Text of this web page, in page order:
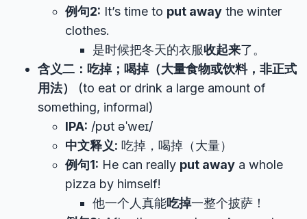
例句2: It’s time to put away the winter
clothes.
是时候把冬天的衣服收起来了。
含义二：吃掉；喝掉（大量食物或饮料，非正式
用法）
(to eat or drink a large amount of
something, informal)
IPA: /pʊt əˈweɪ/
中文释义: 吃掉，喝掉（大量）
例句1: He can really put away a whole
pizza by himself!
他一个人真能吃掉一整个披萨！